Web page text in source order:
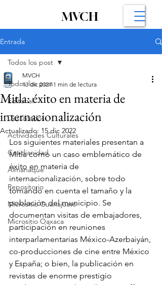
MVCH
Entrada
Todos los post
Editorial
Destacados
Actividades Culturales
Cotidianidad
Almanaque
Repositorio
Micrositio Guanajuato
Micrositio Oaxaca
Todos los post
Mitla: éxito en materia de
internacionalización
MVCH
13 dic 2021 1 min de lectura
Actualizado: 15 dic 2022
Los siguientes materiales presentan a
Mitla como un caso emblemático de
éxito en materia de
internacionalización, sobre todo
tomando en cuenta el tamaño y la
población del municipio. Se
documentan visitas de embajadores,
participación en reuniones
interparlamentarias México-Azerbaiyán,
co-producciones de cine entre México
y España; o bien, la publicación en
revistas de enorme prestigio